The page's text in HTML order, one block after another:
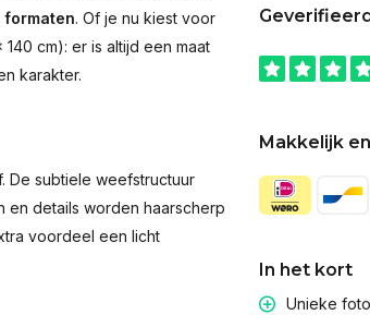
. Of je nu kiest voor
cm): er is altijd een maat
karakter.
De subtiele weefstructuur
en details worden haarscherp
voordeel een licht
Makkelijk
In het kort
Unieke